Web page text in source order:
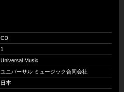
CD
1
Universal Music
ユニバーサル ミュージック合同会社
日本